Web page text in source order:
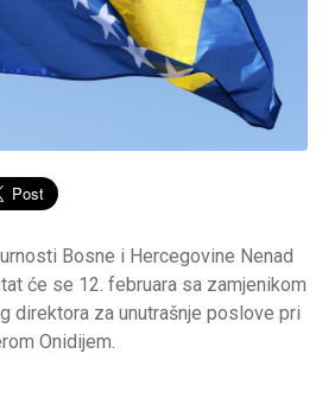
Bosne i Hercegovine Nenad
će se 12. februara sa zamjenikom
direktora za unutrašnje poslove pri
Onidijem.